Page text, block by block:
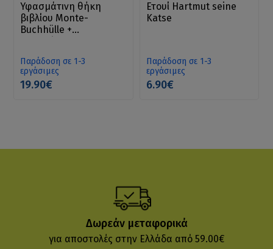
Υφασμάτινη θήκη
βιβλίου Monte-
Buchhülle +
Παράδοση σε 1-3
εργάσιμες
19.90€
Ετουί Hartmut seine
Katse
Παράδοση σε 1-3
εργάσιμες
6.90€
Δωρεάν μεταφορικά
για αποστολές στην Ελλάδα από 59.00€